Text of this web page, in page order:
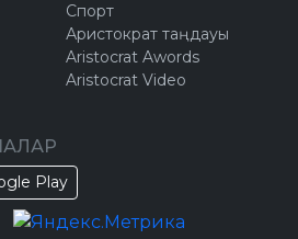
Спорт
Аристократ таңдауы
Aristocrat Awords
Aristocrat Video
Play